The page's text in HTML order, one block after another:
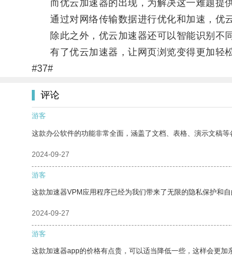
而优云加速器的出现，为解决这一难题提供
通过对网络传输数据进行优化和加速，优云
除此之外，优云加速器还可以智能识别不同
有了优云加速器，让网页浏览变得更加轻松
#37#
评论
游客
这款办公软件的功能非常全面，涵盖了文档、表格、演示文稿
2024-09-27
游客
这款加速器VPM应用程序已经为我们带来了无限的隐私保护和自
2024-09-27
游客
这款加速器app的价格有点贵，可以适当降低一些，这样会更加